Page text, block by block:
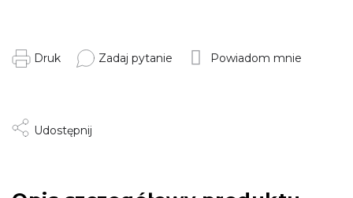
Druk Zadaj pytanie Powiadom mnie
Udostępnij